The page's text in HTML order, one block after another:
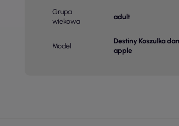
Grupa
wiekowa
adult
Model
Destiny Koszulka
apple